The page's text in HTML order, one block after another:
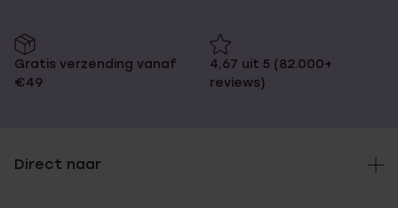
Gratis verzending vanaf
€49
4,67 uit 5 (82.000+
reviews)
Direct naar